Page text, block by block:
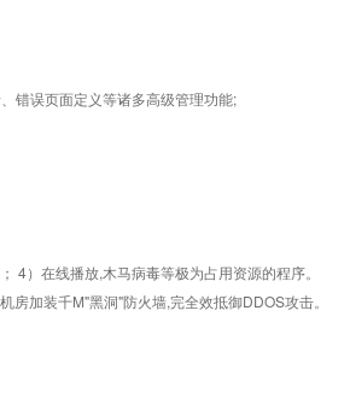
错误页面定义等诸多高级管理功能;
4）在线播放,木马病毒等极为占用资源的程序。
加装千M"黑洞"防火墙,完全效抵御DDOS攻击。